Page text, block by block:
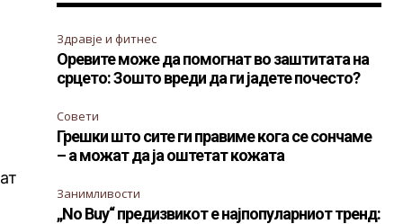
Здравје и фитнес
Оревите може да помогнат во заштитата на
срцето: Зошто вреди да ги јадете почесто?
Совети
Грешки што сите ги правиме кога се сончаме
– а можат да ја оштетат кожата
Занимливости
„No Buy“ предизвикот е најпопуларниот тренд: